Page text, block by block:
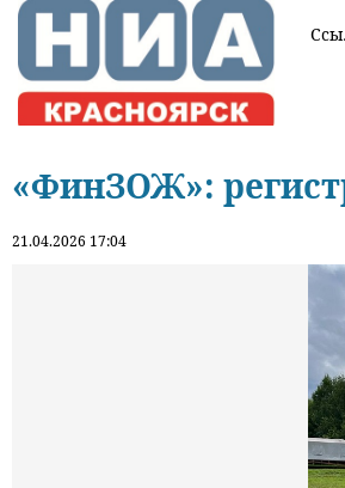
«ФинЗОЖ»:
21.04.2026 17:04